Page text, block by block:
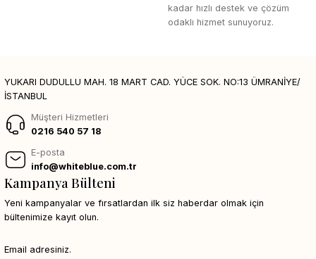
kadar hızlı destek ve çözüm
odaklı hizmet sunuyoruz.
YUKARI DUDULLU MAH. 18 MART CAD. YÜCE SOK. NO:13 ÜMRANİYE/
İSTANBUL
Müşteri Hizmetleri
0216 540 57 18
E-posta
info@whiteblue.com.tr
Kampanya Bülteni
Yeni kampanyalar ve fırsatlardan ilk siz haberdar olmak için
bültenimize kayıt olun.